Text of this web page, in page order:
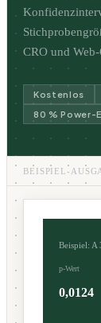
CRO und
Kostenlos
80 % Power-
BEISPIEL-
Beispiel: A
p-Wert
0,0124